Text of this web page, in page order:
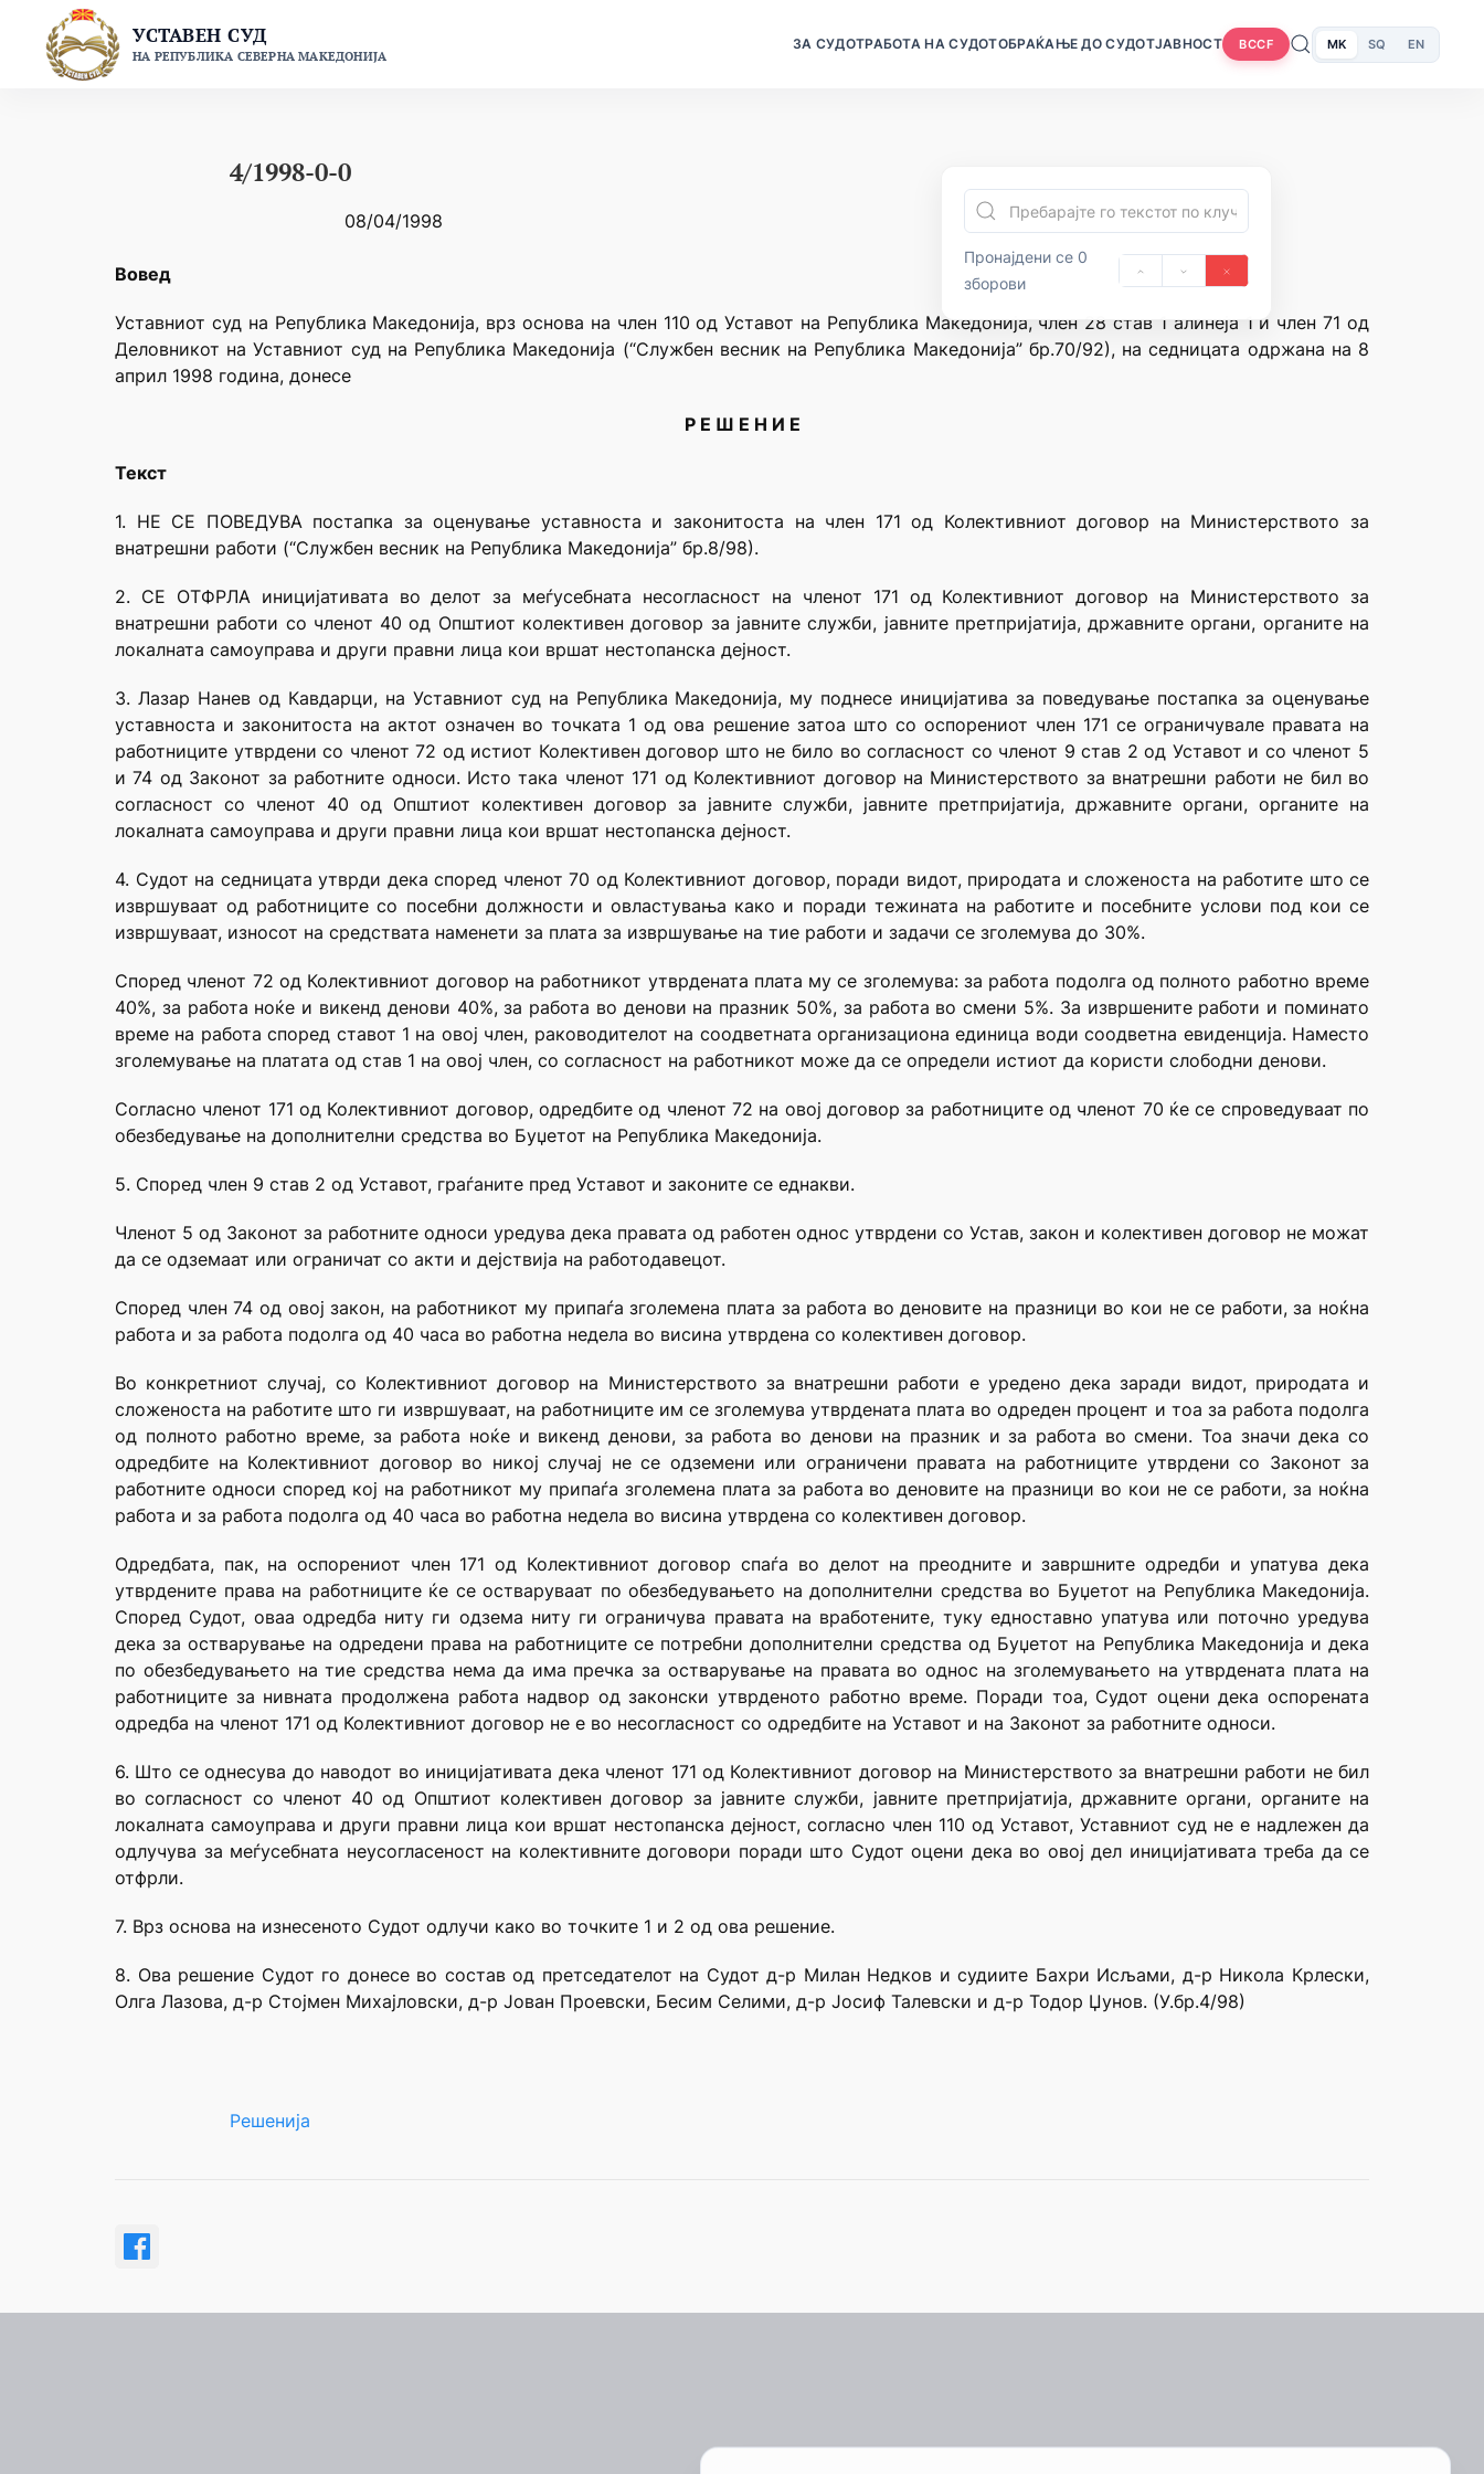
content
УСТАВЕН СУД
НА РЕПУБЛИКА СЕВЕРНА МАКЕДОНИЈА
ЗА СУДОТРАБОТА НА СУДОТОБРАЌАЊЕ ДО СУДОТЈАВНОСТ BCCF MK SQ EN
4/1998-0-0
08/04/1998
Пронајдени се 0
зборови
Вовед
Уставниот суд на Република Македонија, врз основа на член 110 од Уставот на Република Македонија, член 28 став 1 алинеја 1 и член 71 од
Деловникот на Уставниот суд на Република Македонија (“Службен весник на Република Македонија” бр.70/92), на седницата одржана на 8
април 1998 година, донесе
Р Е Ш Е Н И Е
Текст
1. НЕ СЕ ПОВЕДУВА постапка за оценување уставноста и законитоста на член 171 од Колективниот договор на Министерството за
внатрешни работи (“Службен весник на Република Македонија” бр.8/98).
2. СЕ ОТФРЛА иницијативата во делот за меѓусебната несогласност на членот 171 од Колективниот договор на Министерството за
внатрешни работи со членот 40 од Општиот колективен договор за јавните служби, јавните претпријатија, државните органи, органите на
локалната самоуправа и други правни лица кои вршат нестопанска дејност.
3. Лазар Нанев од Кавдарци, на Уставниот суд на Република Македонија, му поднесе иницијатива за поведување постапка за оценување
уставноста и законитоста на актот означен во точката 1 од ова решение затоа што со оспорениот член 171 се ограничувале правата на
работниците утврдени со членот 72 од истиот Колективен договор што не било во согласност со членот 9 став 2 од Уставот и со членот 5
и 74 од Законот за работните односи. Исто така членот 171 од Колективниот договор на Министерството за внатрешни работи не бил во
согласност со членот 40 од Општиот колективен договор за јавните служби, јавните претпријатија, државните органи, органите на
локалната самоуправа и други правни лица кои вршат нестопанска дејност.
4. Судот на седницата утврди дека според членот 70 од Колективниот договор, поради видот, природата и сложеноста на работите што се
извршуваат од работниците со посебни должности и овластувања како и поради тежината на работите и посебните услови под кои се
извршуваат, износот на средствата наменети за плата за извршување на тие работи и задачи се зголемува до 30%.
Според членот 72 од Колективниот договор на работникот утврдената плата му се зголемува: за работа подолга од полното работно време
40%, за работа ноќе и викенд денови 40%, за работа во денови на празник 50%, за работа во смени 5%. За извршените работи и поминато
време на работа според ставот 1 на овој член, раководителот на соодветната организациона единица води соодветна евиденција. Наместо
зголемување на платата од став 1 на овој член, со согласност на работникот може да се определи истиот да користи слободни денови.
Согласно членот 171 од Колективниот договор, одредбите од членот 72 на овој договор за работниците од членот 70 ќе се спроведуваат по
обезбедување на дополнителни средства во Буџетот на Република Македонија.
5. Според член 9 став 2 од Уставот, граѓаните пред Уставот и законите се еднакви.
Членот 5 од Законот за работните односи уредува дека правата од работен однос утврдени со Устав, закон и колективен договор не можат
да се одземаат или ограничат со акти и дејствија на работодавецот.
Според член 74 од овој закон, на работникот му припаѓа зголемена плата за работа во деновите на празници во кои не се работи, за ноќна
работа и за работа подолга од 40 часа во работна недела во висина утврдена со колективен договор.
Во конкретниот случај, со Колективниот договор на Министерството за внатрешни работи е уредено дека заради видот, природата и
сложеноста на работите што ги извршуваат, на работниците им се зголемува утврдената плата во одреден процент и тоа за работа подолга
од полното работно време, за работа ноќе и викенд денови, за работа во денови на празник и за работа во смени. Тоа значи дека со
одредбите на Колективниот договор во никој случај не се одземени или ограничени правата на работниците утврдени со Законот за
работните односи според кој на работникот му припаѓа зголемена плата за работа во деновите на празници во кои не се работи, за ноќна
работа и за работа подолга од 40 часа во работна недела во висина утврдена со колективен договор.
Одредбата, пак, на оспорениот член 171 од Колективниот договор спаѓа во делот на преодните и завршните одредби и упатува дека
утврдените права на работниците ќе се остваруваат по обезбедувањето на дополнителни средства во Буџетот на Република Македонија.
Според Судот, оваа одредба ниту ги одзема ниту ги ограничува правата на вработените, туку едноставно упатува или поточно уредува
дека за остварување на одредени права на работниците се потребни дополнителни средства од Буџетот на Република Македонија и дека
по обезбедувањето на тие средства нема да има пречка за остварување на правата во однос на зголемувањето на утврдената плата на
работниците за нивната продолжена работа надвор од законски утврденото работно време. Поради тоа, Судот оцени дека оспорената
одредба на членот 171 од Колективниот договор не е во несогласност со одредбите на Уставот и на Законот за работните односи.
6. Што се однесува до наводот во иницијативата дека членот 171 од Колективниот договор на Министерството за внатрешни работи не бил
во согласност со членот 40 од Општиот колективен договор за јавните служби, јавните претпријатија, државните органи, органите на
локалната самоуправа и други правни лица кои вршат нестопанска дејност, согласно член 110 од Уставот, Уставниот суд не е надлежен да
одлучува за меѓусебната неусогласеност на колективните договори поради што Судот оцени дека во овој дел иницијативата треба да се
отфрли.
7. Врз основа на изнесеното Судот одлучи како во точките 1 и 2 од ова решение.
8. Ова решение Судот го донесе во состав од претседателот на Судот д-р Милан Недков и судиите Бахри Исљами, д-р Никола Крлески,
Олга Лазова, д-р Стојмен Михајловски, д-р Јован Проевски, Бесим Селими, д-р Јосиф Талевски и д-р Тодор Џунов. (У.бр.4/98)
Решенија